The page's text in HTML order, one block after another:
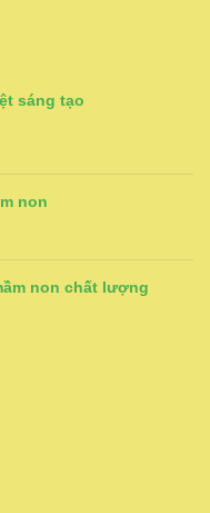
sáng tạo
non
non chất lượng